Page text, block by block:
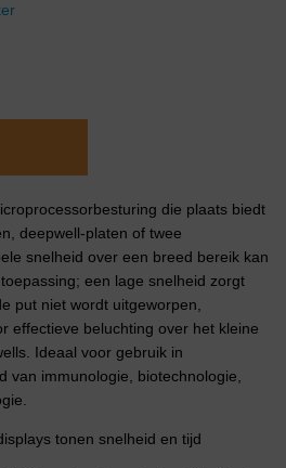
die plaats biedt
deepwell-platen of twee
snelheid over een breed bereik kan
een lage snelheid zorgt
put niet wordt uitgeworpen,
effectieve beluchting over het kleine
Ideaal voor gebruik in
van immunologie, biotechnologie,
tonen snelheid en tijd